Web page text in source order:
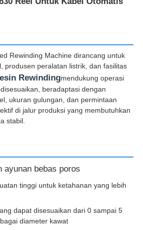
Rewinding Machine dirancang untuk
produsen peralatan listrik, dan fasilitas
Rewindingmendukung operasi
beradaptasi dengan
ukuran gulungan, dan permintaan
di jalur produksi yang membutuhkan
stabil.
ayunan bebas poros
tinggi untuk ketahanan yang lebih
dapat disesuaikan dari 0 sampai 5
diameter kawat